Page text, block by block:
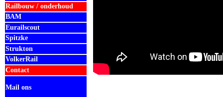
Railbouw / onderhoud
BAM
Eurailscout
Spitzke
Strukton
VolkerRail
Contact
Mail ons